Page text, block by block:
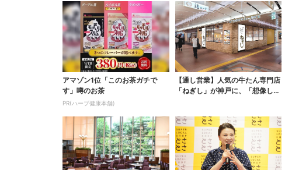
アマゾン1位「このお茶ガチで
す」噂のお茶
PR(ハーブ健康本舗)
【通し営業】人気の牛たん専門店
「ねぎし」が神戸に、「想像した